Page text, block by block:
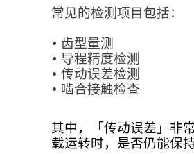
常见的检测项目包括：
• 齿型量测
• 导程精度检测
• 传动误差检测
• 啮合接触检查
其中，「传动误差」非
载运转时，是否仍能保